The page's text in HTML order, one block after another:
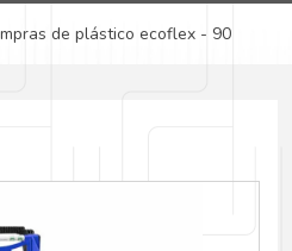
de plástico ecoflex - 90